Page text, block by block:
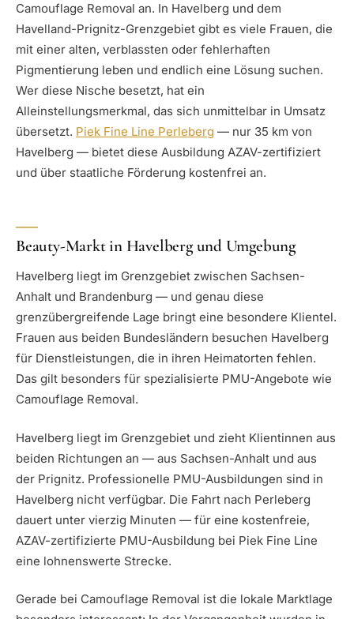
Camouflage Removal an. In Havelberg und dem
Havelland-Prignitz-Grenzgebiet gibt es viele Frauen, die
mit einer alten, verblassten oder fehlerhaften
Pigmentierung leben und endlich eine Lösung suchen.
Wer diese Nische besetzt, hat ein
Alleinstellungsmerkmal, das sich unmittelbar in Umsatz
übersetzt. Piek Fine Line Perleberg — nur 35 km von
Havelberg — bietet diese Ausbildung AZAV-zertifiziert
und über staatliche Förderung kostenfrei an.
Beauty-Markt in Havelberg und Umgebung
Havelberg liegt im Grenzgebiet zwischen Sachsen-
Anhalt und Brandenburg — und genau diese
grenzübergreifende Lage bringt eine besondere Klientel.
Frauen aus beiden Bundesländern besuchen Havelberg
für Dienstleistungen, die in ihren Heimatorten fehlen.
Das gilt besonders für spezialisierte PMU-Angebote wie
Camouflage Removal.
Havelberg liegt im Grenzgebiet und zieht Klientinnen aus
beiden Richtungen an — aus Sachsen-Anhalt und aus
der Prignitz. Professionelle PMU-Ausbildungen sind in
Havelberg nicht verfügbar. Die Fahrt nach Perleberg
dauert unter vierzig Minuten — für eine kostenfreie,
AZAV-zertifizierte PMU-Ausbildung bei Piek Fine Line
eine lohnenswerte Strecke.
Gerade bei Camouflage Removal ist die lokale Marktlage